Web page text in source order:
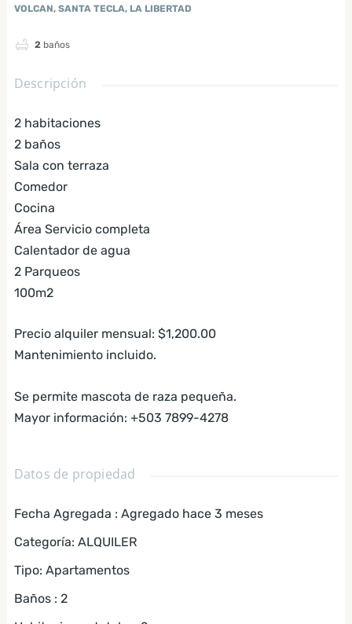
VOLCAN, SANTA TECLA, LA LIBERTAD
2 baños
Descripción
2 habitaciones
2 baños
Sala con terraza
Comedor
Cocina
Área Servicio completa
Calentador de agua
2 Parqueos
100m2
Precio alquiler mensual: $1,200.00
Mantenimiento incluido.
Se permite mascota de raza pequeña.
Mayor información: +503 7899-4278
Datos de propiedad
Fecha Agregada : Agregado hace 3 meses
Categoría: ALQUILER
Tipo: Apartamentos
Baños : 2